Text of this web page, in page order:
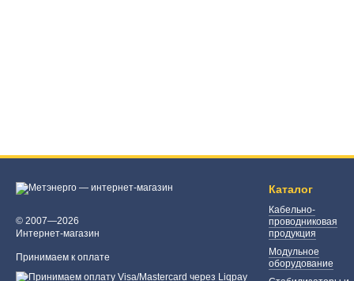
© 2007—2026
Интернет-магазин
Принимаем к оплате
Каталог
Кабельно-
проводниковая
продукция
Модульное
оборудование